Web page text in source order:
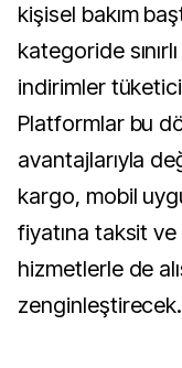
kişisel bakım
kategoride
indirimler
Platformlar bu
avantajlarıyla
kargo, mobil
fiyatına taksit
hizmetlerle de